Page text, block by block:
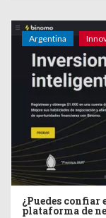
Argentina
¿Puedes
plataforma de